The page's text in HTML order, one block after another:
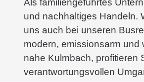
Als familiengeführtes
und nachhaltiges Handeln.
uns auch bei unseren
modern, emissionsarm
nahe Kulmbach, profitieren
verantwortungsvollen